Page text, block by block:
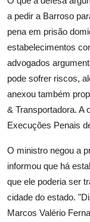
a pedir a Barroso
pena em prisão
estabelecimentos
advogados
pode sofrer riscos,
anexou também
& Transportadora. A
Execuções Penais
O ministro negou a
informou que há
que ele poderia ser
cidade do estado.
Marcos Valério